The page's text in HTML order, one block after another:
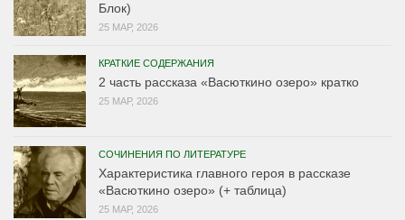
Блок)
25 МАР, 2026
КРАТКИЕ СОДЕРЖАНИЯ
2 часть рассказа «Васюткино озеро» кратко
25 МАР, 2026
СОЧИНЕНИЯ ПО ЛИТЕРАТУРЕ
Характеристика главного героя в рассказе
«Васюткино озеро» (+ таблица)
25 МАР, 2026